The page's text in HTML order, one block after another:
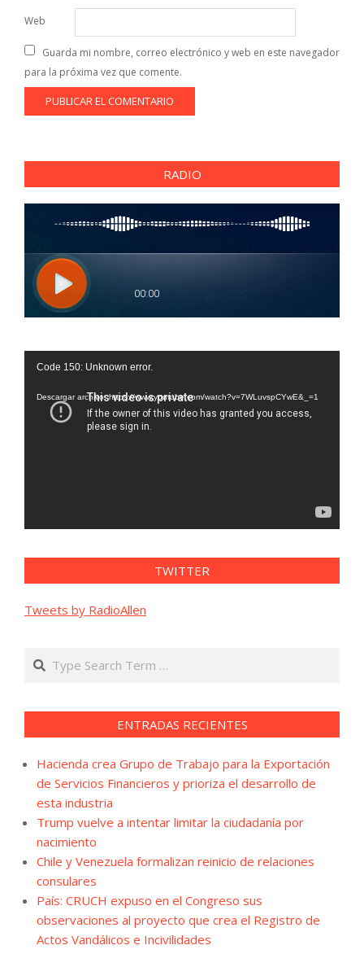
Web
Guarda mi nombre, correo electrónico y web en este navegador
para la próxima vez que comente.
RADIO
Reproductor
vídeo
Code 150: Unknown error.
Descargar archivo: https://www.youtube.com/watch?v=7WLuvspCYwE&_=1
TWITTER
Tweets by RadioAllen
Search
ENTRADAS RECIENTES
Hacienda crea Grupo de Trabajo para la Exportación
de Servicios Financieros y prioriza el desarrollo de
esta industria
Trump vuelve a intentar limitar la ciudadanía por
nacimiento
Chile y Venezuela formalizan reinicio de relaciones
consulares
País: CRUCH expuso en el Congreso sus
observaciones al proyecto que crea el Registro de
Actos Vandálicos e Incivilidades